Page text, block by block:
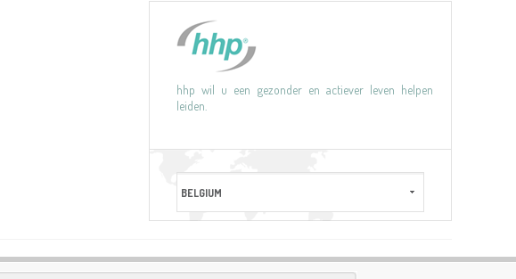
hhp wil u een gezonder en actiever leven helpen
leiden.